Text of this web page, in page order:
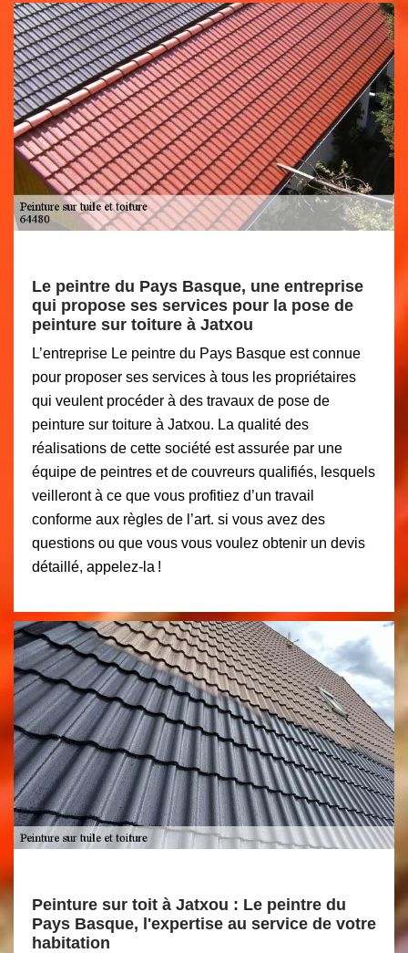
Le peintre du Pays Basque, une entreprise
qui propose ses services pour la pose de
peinture sur toiture à Jatxou
L’entreprise Le peintre du Pays Basque est connue
pour proposer ses services à tous les propriétaires
qui veulent procéder à des travaux de pose de
peinture sur toiture à Jatxou. La qualité des
réalisations de cette société est assurée par une
équipe de peintres et de couvreurs qualifiés, lesquels
veilleront à ce que vous profitiez d’un travail
conforme aux règles de l’art. si vous avez des
questions ou que vous vous voulez obtenir un devis
détaillé, appelez-la !
Peinture sur toit à Jatxou : Le peintre du
Pays Basque, l'expertise au service de votre
habitation